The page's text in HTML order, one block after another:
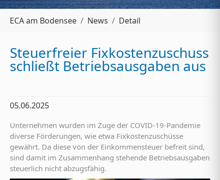
ECA am Bodensee News Detail
Steuerfreier Fixkostenzuschuss
schließt Betriebsausgaben aus
05.06.2025
Unternehmen wurden im Zuge der COVID-19-Pandemie
diverse Förderungen, wie etwa Fixkostenzuschüsse
gewährt. Da diese von der Einkommensteuer befreit sind,
sind damit im Zusammenhang stehende Betriebsausgaben
steuerlich nicht abzugsfähig.